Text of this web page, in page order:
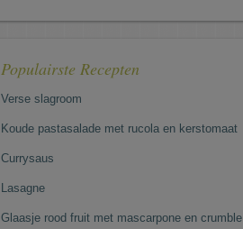
Populairste Recepten
Verse slagroom
Koude pastasalade met rucola en kerstomaat
Currysaus
Lasagne
Glaasje rood fruit met mascarpone en crumble